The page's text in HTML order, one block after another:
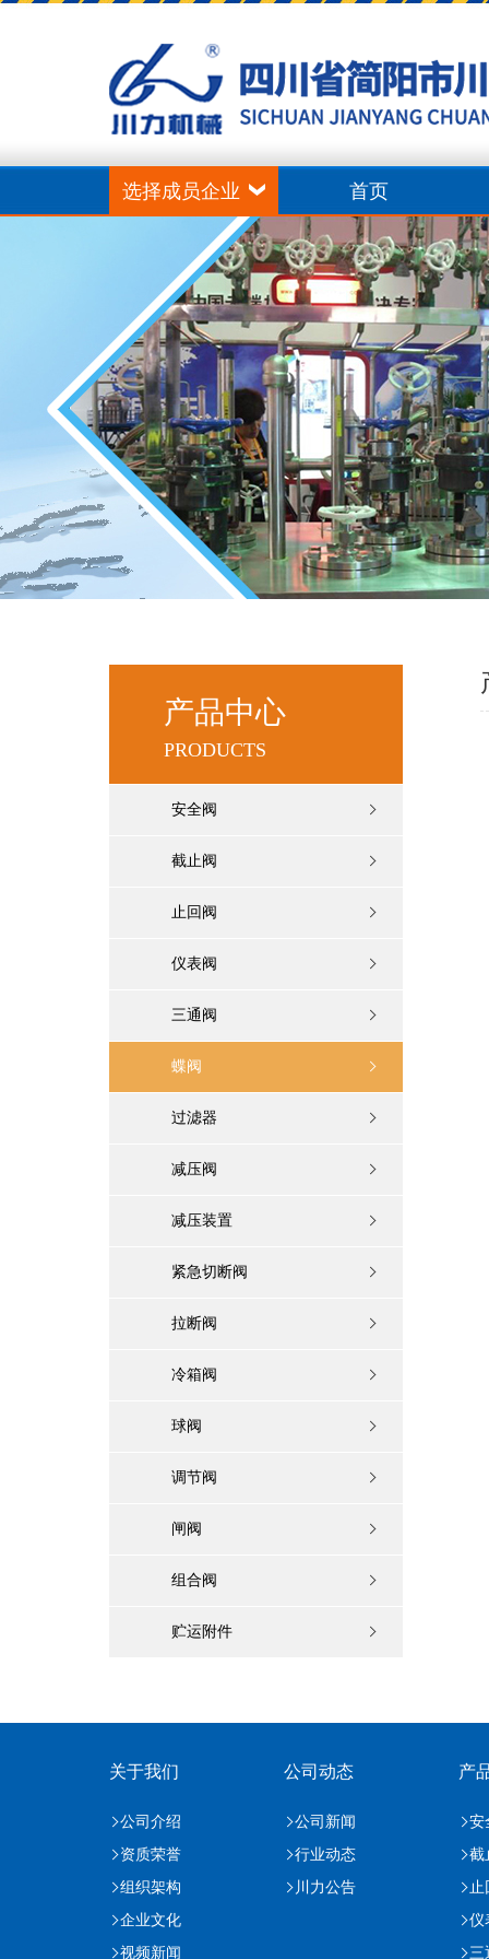
选择成员企业 首页
产品中心
PRODUCTS
安全阀
截止阀
止回阀
仪表阀
三通阀
蝶阀
过滤器
减压阀
减压装置
紧急切断阀
拉断阀
冷箱阀
球阀
调节阀
闸阀
组合阀
贮运附件
关于我们
公司介绍
资质荣誉
组织架构
企业文化
视频新闻
公司动态
公司新闻
行业动态
川力公告
产
安
截
止
仪
三